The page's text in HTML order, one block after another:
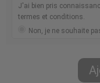
J'ai bien pris
termes et conditions.
Non, je ne souhaite